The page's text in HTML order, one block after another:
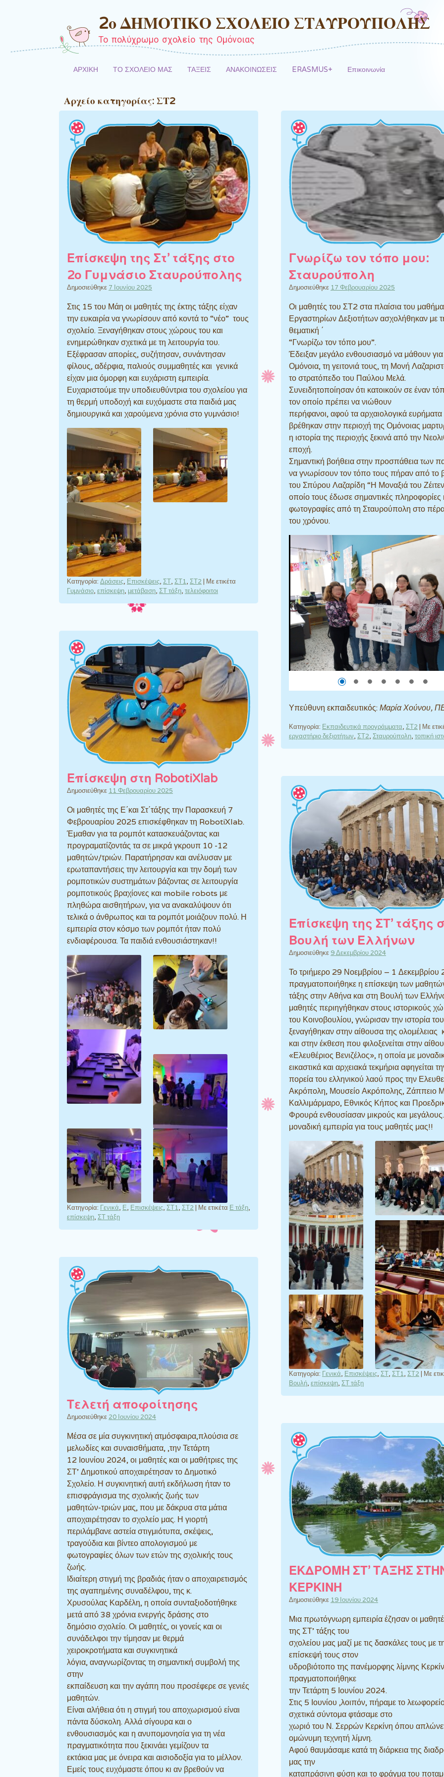
2ο ΔΗΜΟΤΙΚΟ ΣΧΟΛΕΙΟ ΣΤΑΥΡΟΥΠΟΛΗΣ
Το πολύχρωμο σχολείο της Ομόνοιας
ΑΡΧΙΚΗ ΤΟ ΣΧΟΛΕΙΟ ΜΑΣ ΤΑΞΕΙΣ ΑΝΑΚΟΙΝΩΣΕΙΣ ERASMUS+ Επικοινωνία
Αρχείο κατηγορίας: ΣΤ2
Επίσκεψη της Στ’ τάξης στο
2ο Γυμνάσιο Σταυρούπολης
Δημοσιεύθηκε 7 Ιουνίου 2025
Στις 15 του Μάη οι μαθητές της έκτης τάξης είχαν
την ευκαιρία να γνωρίσουν από κοντά το “νέο” τους
σχολείο. Ξεναγήθηκαν στους χώρους του και
ενημερώθηκαν σχετικά με τη λειτουργία του.
Εξέφρασαν απορίες, συζήτησαν, συνάντησαν
φίλους, αδέρφια, παλιούς συμμαθητές και γενικά
είχαν μια όμορφη και ευχάριστη εμπειρία.
Ευχαριστούμε την υποδιευθύντρια του σχολείου για
τη θερμή υποδοχή και ευχόμαστε στα παιδιά μας
δημιουργικά και χαρούμενα χρόνια στο γυμνάσιο!
Κατηγορία: Δράσεις, Επισκέψεις, ΣΤ, ΣΤ1, ΣΤ2 | Με ετικέτα
Γυμνάσιο, επίσκεψη, μετάβαση, ΣΤ τάξη, τελειόφοιτοι
Γνωρίζω τον τόπο μου:
Σταυρούπολη
Δημοσιεύθηκε 17 Φεβρουαρίου 2025
Οι μαθητές του ΣΤ2 στα πλαίσια του
Εργαστηρίων Δεξιοτήτων ασχολήθηκαν με
θεματική ΄
“Γνωρίζω τον τόπο μου”.
Έδειξαν μεγάλο ενθουσιασμό να μάθουν
Ομόνοια, τη γειτονιά τους, τη Μονή
το στρατόπεδο του Παύλου Μελά.
Συνειδητοποίησαν ότι κατοικούν σε έναν
τον οποίο πρέπει να νιώθουν
περήφανοι, αφού τα αρχαιολογικά
βρέθηκαν στην περιοχή της Ομόνοιας
η ιστορία της περιοχής ξεκινά από την
εποχή.
Σημαντική βοήθεια στην προσπάθεια των
να γνωρίσουν τον τόπο τους πήραν από το
του Σπύρου Λαζαρίδη “Η Μοναξιά του
οποίο τους έδωσε σημαντικές πληροφορίες
φωτογραφίες από τη Σταυρούπολη στο
του χρόνου.
Υπεύθυνη εκπαιδευτικός:Μαρία Χούνου,
Κατηγορία: Εκπαιδευτικά προγράμματα, ΣΤ2 | Με
εργαστήριο δεξιοτήτων, ΣΤ2, Σταυρούπολη, τοπική
Επίσκεψη στη RobotiXlab
Δημοσιεύθηκε 11 Φεβρουαρίου 2025
Οι μαθητές της Ε΄και Στ΄τάξης την Παρασκευή 7
Φεβρουαρίου 2025 επισκέφθηκαν τη RobotiXlab.
Έμαθαν για τα ρομπότ κατασκευάζοντας και
προγραματίζοντάς τα σε μικρά γκρουπ 10 -12
μαθητών/τριών. Παρατήρησαν και ανέλυσαν με
ερωταπαντήσεις την λειτουργία και την δομή των
ρομποτικών συστημάτων βάζοντας σε λειτουργία
ρομποτικούς βραχίονες και mobile robots με
πληθώρα αισθητήρων, για να ανακαλύψουν ότι
τελικά ο άνθρωπος και τα ρομπότ μοιάζουν πολύ. Η
εμπειρία στον κόσμο των ρομπότ ήταν πολύ
ενδιαφέρουσα. Τα παιδιά ενθουσιάστηκαν!!
Κατηγορία: Γενικά, Ε, Επισκέψεις, ΣΤ1, ΣΤ2 | Με ετικέτα Ε τάξη,
επίσκεψη, ΣΤ τάξη
Επίσκεψη της ΣΤ’ τάξης
Βουλή των Ελλήνων
Δημοσιεύθηκε 9 Δεκεμβρίου 2024
Το τριήμερο 29 Νοεμβρίου – 1 Δεκεμβρίου
πραγματοποιήθηκε η επίσκεψη των
τάξης στην Αθήνα και στη Βουλή των
μαθητές περιηγήθηκαν στους ιστορικούς
του Κοινοβουλίου, γνώρισαν την ιστορία
ξεναγήθηκαν στην αίθουσα της
και στην έκθεση που φιλοξενείται στην
«Ελευθέριος Βενιζέλος», η οποία με
εικαστικά και αρχειακά τεκμήρια αφηγείται
πορεία του ελληνικού λαού προς την
Ακρόπολη, Μουσείο Ακρόπολης, Ζάππειο
Καλλιμάρμαρο, Εθνικός Κήπος και
Φρουρά ενθουσίασαν μικρούς και
μοναδική εμπειρία για τους μαθητές μας!!
Κατηγορία: Γενικά, Επισκέψεις, ΣΤ, ΣΤ1, ΣΤ2 | Με
Βουλή, επίσκεψη, ΣΤ τάξη
Τελετή αποφοίτησης
Δημοσιεύθηκε 20 Ιουνίου 2024
Μέσα σε μία συγκινητική ατμόσφαιρα,πλούσια σε
μελωδίες και συναισθήματα, ,την Τετάρτη
12 Ιουνίου 2024, οι μαθητές και οι μαθήτριες της
ΣΤ’ Δημοτικού αποχαιρέτησαν το Δημοτικό
Σχολείο. Η συγκινητική αυτή εκδήλωση ήταν το
επισφράγισμα της σχολικής ζωής των
μαθητών-τριών μας, που με δάκρυα στα μάτια
αποχαιρέτησαν το σχολείο μας. Η γιορτή
περιλάμβανε αστεία στιγμιότυπα, σκέψεις,
τραγούδια και βίντεο απολογισμού με
φωτογραφίες όλων των ετών της σχολικής τους
ζωής.
Ιδιαίτερη στιγμή της βραδιάς ήταν ο αποχαιρετισμός
της αγαπημένης συναδέλφου, της κ.
Χρυσούλας Καρδέλη, η οποία συνταξιοδοτήθηκε
μετά από 38 χρόνια ενεργής δράσης στο
δημόσιο σχολείο. Οι μαθητές, οι γονείς και οι
συνάδελφοι την τίμησαν με θερμά
χειροκροτήματα και συγκινητικά
λόγια, αναγνωρίζοντας τη σημαντική συμβολή της
στην
εκπαίδευση και την αγάπη που προσέφερε σε γενιές
μαθητών.
Είναι αλήθεια ότι η στιγμή του αποχωρισμού είναι
πάντα δύσκολη. Αλλά σίγουρα και ο
ενθουσιασμός και η ανυπομονησία για τη νέα
πραγματικότητα που ξεκινάει γεμίζουν τα
εκτάκια μας με όνειρα και αισιοδοξία για το μέλλον.
Εμείς τους ευχόμαστε όπου κι αν βρεθούν να
ΕΚΔΡΟΜΗ ΣΤ’ ΤΑΞΗΣ
ΚΕΡΚΙΝΗ
Δημοσιεύθηκε 19 Ιουνίου 2024
Μια πρωτόγνωρη εμπειρία έζησαν οι
της ΣΤ’ τάξης του
σχολείου μας μαζί με τις δασκάλες τους με
επίσκεψή τους στον
υδροβιότοπο της πανέμορφης λίμνης
πραγματοποιήθηκε
την Τετάρτη 5 Ιουνίου 2024.
Στις 5 Ιουνίου ,λοιπόν, πήραμε το
σχετικά σύντομα φτάσαμε στο
χωριό του Ν. Σερρών Κερκίνη όπου
ομώνυμη τεχνητή λίμνη.
Αφού θαυμάσαμε κατά τη διάρκεια της
μας την
καταπράσινη φύση και το φράγμα του